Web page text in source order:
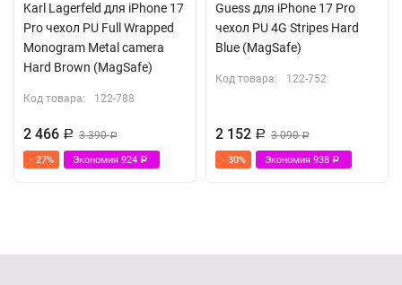
Karl Lagerfeld для iPhone 17
Pro чехол PU Full Wrapped
Monogram Metal camera
Hard Brown (MagSafe)
Код товара: 122-788
2 466 Р 3 390Р
- 27% Экономия 924 Р
Guess для iPhone 17 Pro
чехол PU 4G Stripes Hard
Blue (MagSafe)
Код товара: 122-752
2 152 Р 3 090Р
- 30% Экономия 938 Р